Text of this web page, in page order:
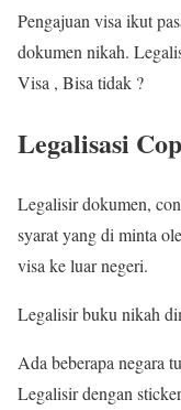
Pengajuan visa ikut
dokumen nikah.
Visa , Bisa tidak ?
Legalisasi
Legalisir dokumen,
syarat yang di minta
visa ke luar negeri.
Legalisir buku nikah
Ada beberapa negara
Legalisir dengan